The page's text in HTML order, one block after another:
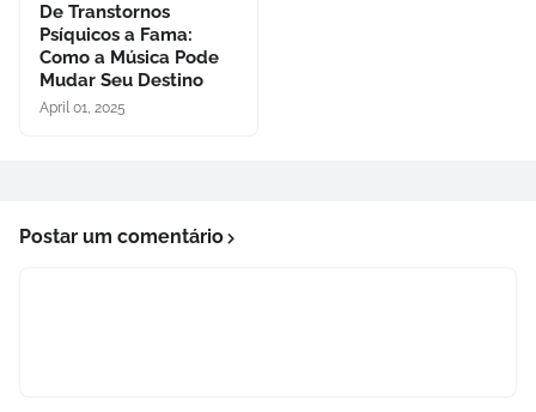
De Transtornos
Psíquicos a Fama:
Como a Música Pode
Mudar Seu Destino
April 01, 2025
Postar um comentário